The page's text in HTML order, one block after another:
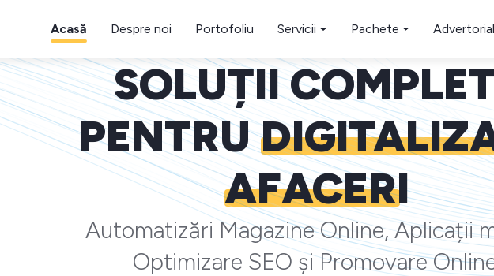
Acasă Despre noi Portofoliu Servicii Pachete
SOLUȚII
PENTRU
AFACERI
Automatizări Magazine Online, Aplicații
Optimizare SEO și Promovare